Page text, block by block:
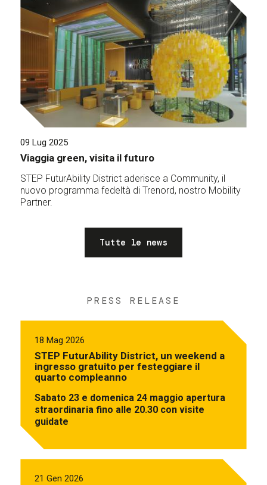
09 Lug 2025
Viaggia green, visita il futuro
STEP FuturAbility District aderisce a Community, il
nuovo programma fedeltà di Trenord, nostro Mobility
Partner.
Tutte le news
PRESS RELEASE
18 Mag 2026
STEP FuturAbility District, un weekend a
ingresso gratuito per festeggiare il
quarto compleanno
Sabato 23 e domenica 24 maggio apertura
straordinaria fino alle 20.30 con visite
guidate
21 Gen 2026